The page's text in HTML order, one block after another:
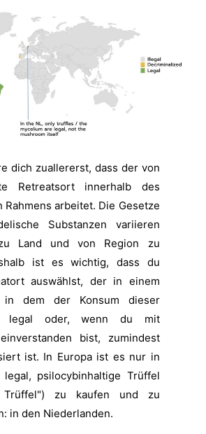
dich zuallererst, dass der von
Retreatsort innerhalb des
Rahmens arbeitet. Die Gesetze
Substanzen variieren
Land und von Region zu
ist es wichtig, dass du
auswählst, der in einem
in dem der Konsum dieser
legal oder, wenn du mit
bist, zumindest
ist. In Europa ist es nur in
legal, psilocybinhaltige Trüffel
Trüffel") zu kaufen und zu
in den Niederlanden.